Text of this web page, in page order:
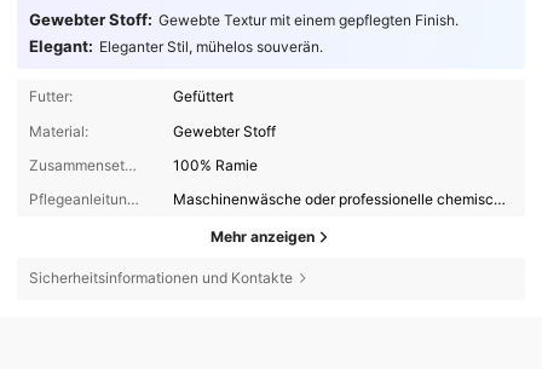
Gewebter Stoff: Gewebte Textur mit einem gepflegten Finish.
Elegant: Eleganter Stil, mühelos souverän.
Futter:
Gefüttert
Material:
Gewebter Stoff
Zusammensetzung:
100% Ramie
Pflegeanleitungen:
Maschinenwäsche oder professionelle chemische Reinigung
Mehr anzeigen
Sicherheitsinformationen und Kontakte